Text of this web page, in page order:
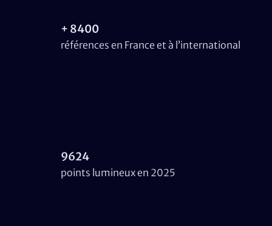
+ 8400
références en France et à l’international
9624
points lumineux en 2025